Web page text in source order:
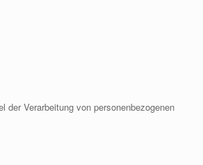
Verarbeitung von personenbezogenen